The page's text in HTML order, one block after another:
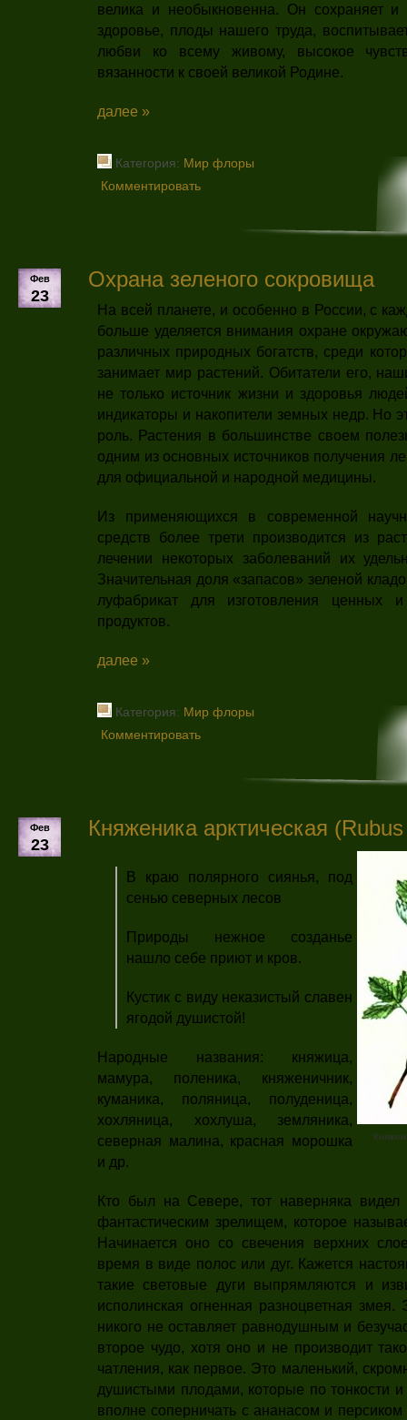
велика и необыкновенна. Он сохраняет
здоровье, плоды на­шего труда,
любви ко всему живому, высокое
вязанности к своей великой Родине.
далее »
Категория: Мир флоры
Комментировать
Фев
23
Охрана зеленого сокровища
На всей планете, и особенно в России, с
больше уделяется внимания охране
различных при­родных богатств, среди
занимает мир растений. Обитатели его,
не только источник жизни и здоровья
индикаторы и накопители земных недр. Но
роль. Рас­тения в большинстве своем
одним из основных источников получения
для официальной и народной ме­дицины.
Из применяющихся в современной
средств более трети производится из
лечении некоторых заболе­ваний их
Значительная доля «запасов» зеленой
луфабрикат для изготовления ценных
продуктов.
далее »
Категория: Мир флоры
Комментировать
Фев
23
Княженика арктическая
В краю полярного сиянья, под
сенью северных лесов
Природы нежное созданье
нашло себе приют и кров.
Кустик с виду неказистый славен
ягодой душистой!
Народные названия: княжица,
мамура, поленика, княженичник,
куманика, поляница, полуденица,
хохляница, хохлуша, земляника,
северная малина, красная морошка
и др.
Кто был на Севере, тот наверняка видел
фантастическим зрелищем, которое
Начинается оно со све­чения верхних
время в виде полос или дуг. Кажется
такие световые дуги выпрямляются и
исполинская огненная разноцветная змея.
никого не оставляет равно­душным и
второе чудо, хотя оно и не производит
чатления, как первое. Это маленький,
душистыми плодами, которые по тонкости
вполне соперничать с анана­сом и